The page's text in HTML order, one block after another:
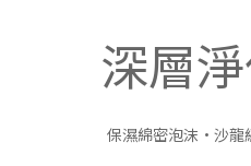
深層
保濕綿密泡沫•沙